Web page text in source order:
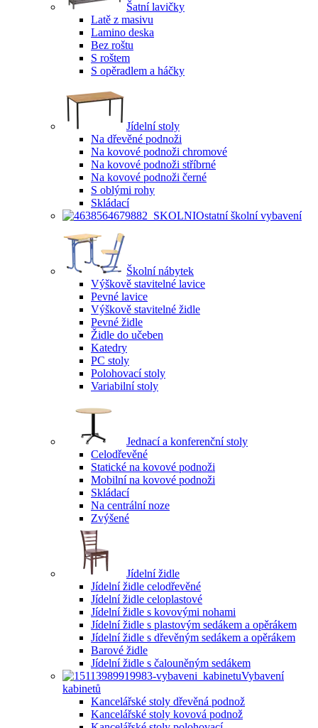
Šatní lavičky
Latě z masivu
Lamino deska
Bez roštu
S roštem
S opěradlem a háčky
Jídelní stoly
Na dřevěné podnoži
Na kovové podnoži chromové
Na kovové podnoži stříbrné
Na kovové podnoži černé
S oblými rohy
Skládací
Ostatní školní vybavení
Školní nábytek
Výškově stavitelné lavice
Pevné lavice
Výškově stavitelné židle
Pevné židle
Židle do učeben
Katedry
PC stoly
Polohovací stoly
Variabilní stoly
Jednací a konferenční stoly
Celodřevěné
Statické na kovové podnoži
Mobilní na kovové podnoži
Skládací
Na centrální noze
Zvýšené
Jídelní židle
Jídelní židle celodřevěné
Jídelní židle celoplastové
Jídelní židle s kovovými nohami
Jídelní židle s plastovým sedákem a opěrákem
Jídelní židle s dřevěným sedákem a opěrákem
Barové židle
Jídelní židle s čalouněným sedákem
Vybavení
kabinetů
Kancelářské stoly dřevěná podnož
Kancelářské stoly kovová podnož